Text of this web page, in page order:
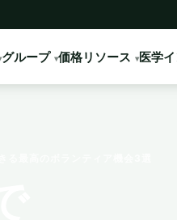
グループ 価格リソース 医学